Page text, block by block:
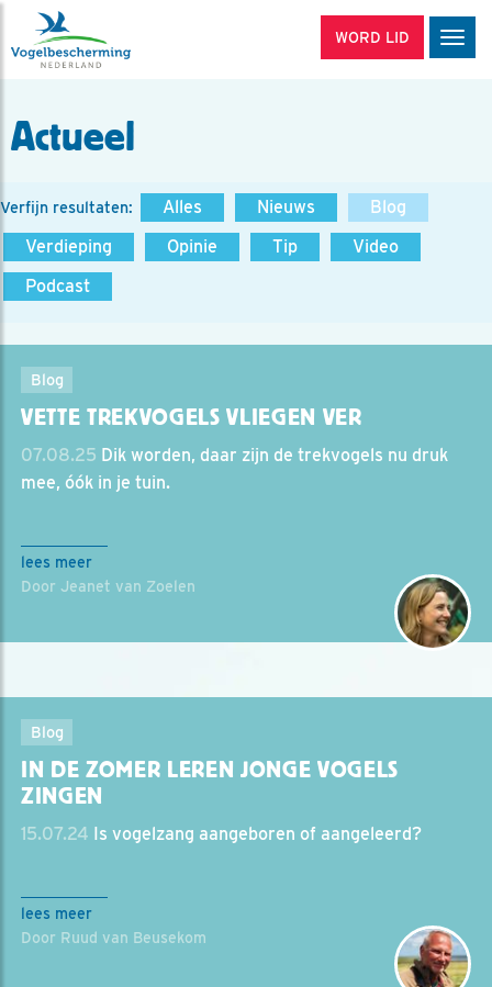
WORD LID
Actueel
Verfijn resultaten: Alles Nieuws
Blog
Verdieping
Opinie Tip
Video
Podcast
Blog
VETTE TREKVOGELS VLIEGEN VER
07.08.25 Dik worden, daar zijn de trekvogels nu druk
mee, óók in je tuin.
lees meer
Door Jeanet van Zoelen
Blog
IN DE ZOMER LEREN JONGE VOGELS
ZINGEN
15.07.24 Is vogelzang aangeboren of aangeleerd?
lees meer
Door Ruud van Beusekom